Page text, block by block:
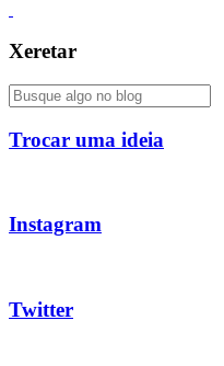
Xeretar
Trocar uma ideia
Instagram
Twitter